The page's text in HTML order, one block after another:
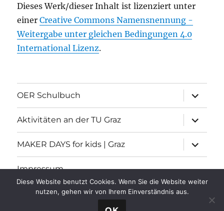
Dieses Werk/dieser Inhalt ist lizenziert unter
einerCreative Commons Namensnennung -
Weitergabe unter gleichen Bedingungen 4.0
International Lizenz.
OER Schulbuch
öffnen
Aktivitäten an der TU Graz
öffnen
MAKER DAYS for kids | Graz
öffnen
Impressum
Informatische Grundbildung
Stolz präsentiert von
Diese Website benutzt Cookies. Wenn Sie die Website weiter
nutzen, gehen wir von Ihrem Einverständnis aus.